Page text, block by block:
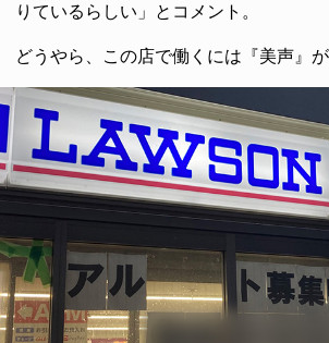
りているらしい」とコメント。
どうやら、この店で働くには『美声』